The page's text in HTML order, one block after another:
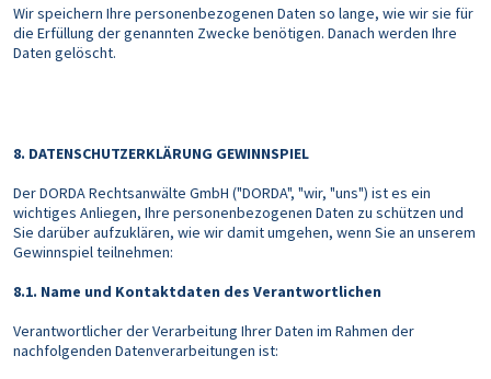
Wir speichern Ihre personenbezogenen Daten so lange, wie wir sie für
die Erfüllung der genannten Zwecke benötigen. Danach werden Ihre
Daten gelöscht.
8. DATENSCHUTZERKLÄRUNG GEWINNSPIEL
Der DORDA Rechtsanwälte GmbH ("DORDA", "wir, "uns") ist es ein
wichtiges Anliegen, Ihre personenbezogenen Daten zu schützen und
Sie darüber aufzuklären, wie wir damit umgehen, wenn Sie an unserem
Gewinnspiel teilnehmen:
8.1. Name und Kontaktdaten des Verantwortlichen
Verantwortlicher der Verarbeitung Ihrer Daten im Rahmen der
nachfolgenden Datenverarbeitungen ist: